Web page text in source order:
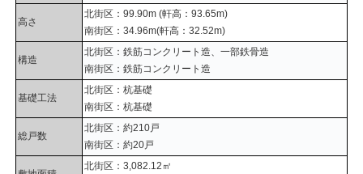
高さ
北街区：99.90m (軒高：93.65m)
南街区：34.96m(軒高：32.52m)
構造
北街区：鉄筋コンクリート造、一部鉄骨造
南街区：鉄筋コンクリート造
基礎工法
北街区：杭基礎
南街区：杭基礎
総戸数
北街区：約210戸
南街区：約20戸
北街区：3,082.12㎡